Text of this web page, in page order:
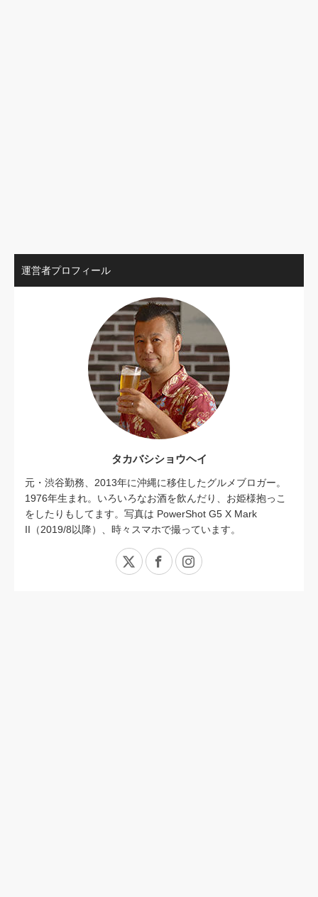
運営者プロフィール
タカバシショウヘイ
元・渋谷勤務、2013年に沖縄に移住したグルメブロガー。
1976年生まれ。いろいろなお酒を飲んだり、お姫様抱っこ
をしたりもしてます。写真は PowerShot G5 X Mark
II（2019/8以降）、時々スマホで撮っています。
X FacebookInstagram